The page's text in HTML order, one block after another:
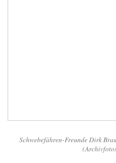
Schwebefähren-Freunde Dirk